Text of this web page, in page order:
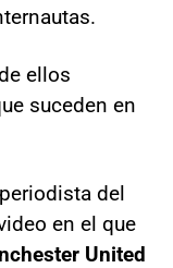
ellos
suceden en
del
en el que
United